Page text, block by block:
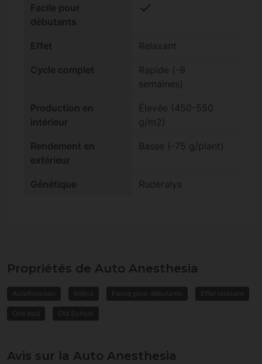
Facile pour
débutants
check
Effet Relaxant
Cycle complet
Rapide (-9
semaines)
Production en
intérieur
Élevée (450-550
g/m2)
Rendement en
extérieur
Basse (-75 g/plant)
Génétique Ruderalys
Propriétés de Auto Anesthesia
Autofloraison Indica Facile pour débutants Effet relaxant
One bud Old School
Avis sur la Auto Anesthesia